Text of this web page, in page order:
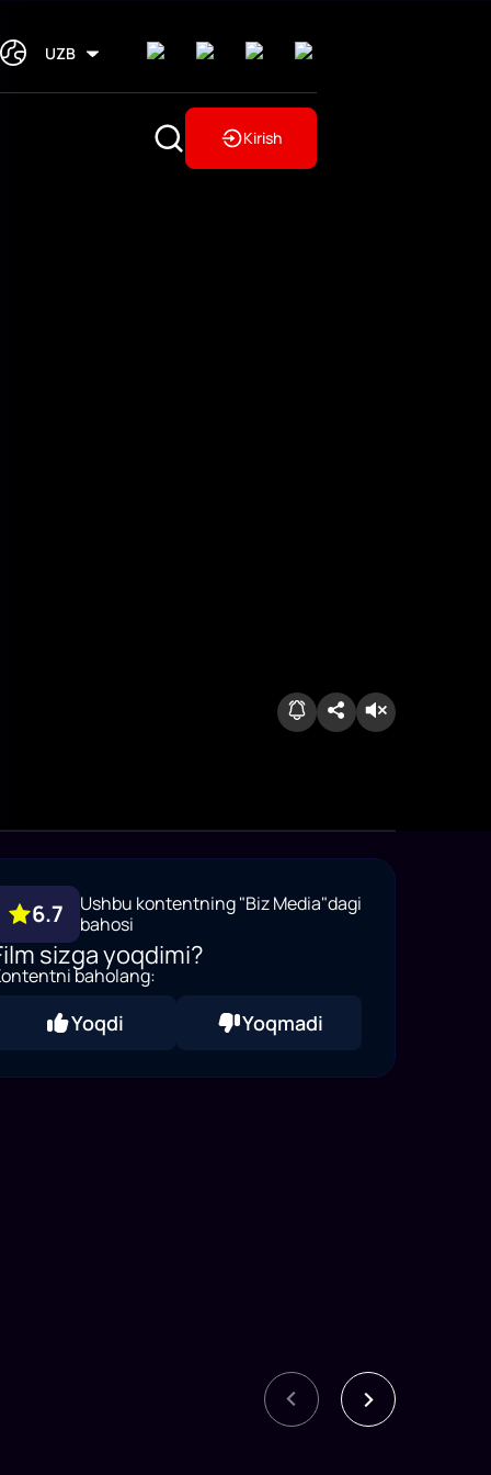
UZB
Kirish
6.7
Ushbu kontentning "Biz Media"dagi
bahosi
sizga yoqdimi?
baholang:
Yoqdi Yoqmadi